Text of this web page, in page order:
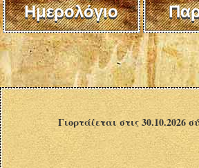
Ημερολόγιο
Γιορτάζεται στις 30.10.2026